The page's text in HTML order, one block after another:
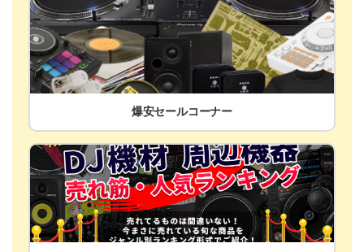
爆安セールコーナー